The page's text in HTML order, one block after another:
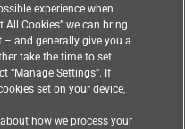
experience when
All Cookies” we can bring
and generally give you a
take the time to set
“Manage Settings”. If
set on your device,
how we process your